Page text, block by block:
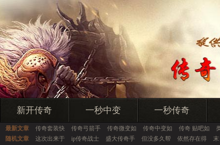
新开传奇 一秒中变 一秒传奇
最新文章 传奇套装快 传奇弓箭手 传奇微变如 传奇中变如 传奇 贴吧如
随机文章
这次出来于 ip传奇战士 盛大传奇手 但没多久帮 依然存在得